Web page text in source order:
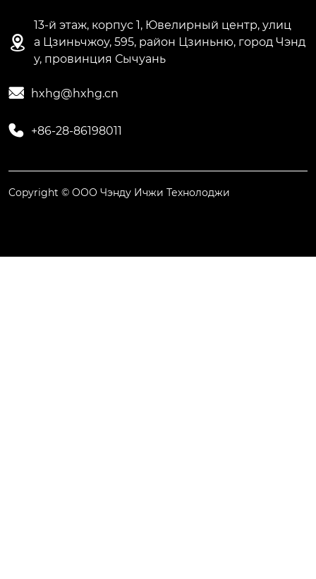

13-й этаж, корпус 1, Ювелирный центр, улиц
а Цзиньчжоу, 595, район Цзиньню, город Чэнд
у, провинция Сычуань
 hxhg@hxhg.cn
 +86-28-86198011
Copyright © ООО Чэнду Ичжи Технолоджи